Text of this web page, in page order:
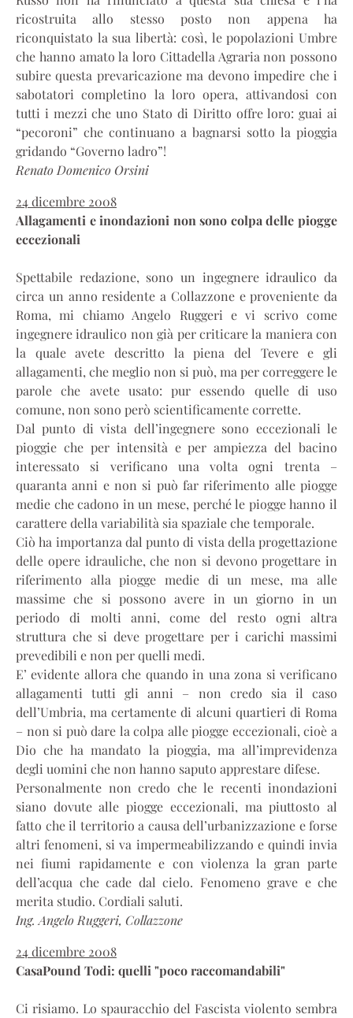
ricostruita allo stesso posto non appena ha
riconquistato la sua libertà: così, le popolazioni Umbre
che hanno amato la loro Cittadella Agraria non possono
subire questa prevaricazione ma devono impedire che i
sabotatori completino la loro opera, attivandosi con
tutti i mezzi che uno Stato di Diritto offre loro: guai ai
“pecoroni” che continuano a bagnarsi sotto la pioggia
gridando “Governo ladro”!
Renato Domenico Orsini
24 dicembre 2008
Allagamenti e inondazioni non sono colpa delle piogge
eccezionali
Spettabile redazione, sono un ingegnere idraulico da
circa un anno residente a Collazzone e proveniente da
Roma, mi chiamo Angelo Ruggeri e vi scrivo come
ingegnere idraulico non già per criticare la maniera con
la quale avete descritto la piena del Tevere e gli
allagamenti, che meglio non si può, ma per correggere le
parole che avete usato: pur essendo quelle di uso
comune, non sono però scientificamente corrette.
Dal punto di vista dell’ingegnere sono eccezionali le
pioggie che per intensità e per ampiezza del bacino
interessato si verificano una volta ogni trenta –
quaranta anni e non si può far riferimento alle piogge
medie che cadono in un mese, perché le piogge hanno il
carattere della variabilità sia spaziale che temporale.
Ciò ha importanza dal punto di vista della progettazione
delle opere idrauliche, che non si devono progettare in
riferimento alla piogge medie di un mese, ma alle
massime che si possono avere in un giorno in un
periodo di molti anni, come del resto ogni altra
struttura che si deve progettare per i carichi massimi
prevedibili e non per quelli medi.
E’ evidente allora che quando in una zona si verificano
allagamenti tutti gli anni – non credo sia il caso
dell’Umbria, ma certamente di alcuni quartieri di Roma
– non si può dare la colpa alle piogge eccezionali, cioè a
Dio che ha mandato la pioggia, ma all’imprevidenza
degli uomini che non hanno saputo apprestare difese.
Personalmente non credo che le recenti inondazioni
siano dovute alle piogge eccezionali, ma piuttosto al
fatto che il territorio a causa dell’urbanizzazione e forse
altri fenomeni, si va impermeabilizzando e quindi invia
nei fiumi rapidamente e con violenza la gran parte
dell’acqua che cade dal cielo. Fenomeno grave e che
merita studio. Cordiali saluti.
Ing. Angelo Ruggeri, Collazzone
24 dicembre 2008
CasaPound Todi: quelli "poco raccomandabili"
Ci risiamo. Lo spauracchio del Fascista violento sembra